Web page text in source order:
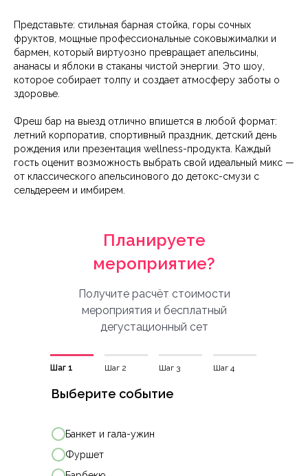
Представьте: стильная барная стойка, горы сочных
фруктов, мощные профессиональные соковыжималки и
бармен, который виртуозно превращает апельсины,
ананасы и яблоки в стаканы чистой энергии. Это шоу,
которое собирает толпу и создает атмосферу заботы о
здоровье.
Фреш бар на выезд отлично впишется в любой формат:
летний корпоратив, спортивный праздник, детский день
рождения или презентация wellness-продукта. Каждый
гость оценит возможность выбрать свой идеальный микс —
от классического апельсинового до детокс-смузи с
сельдереем и имбирем.
Шаг 1 Шаг 2 Шаг 3 Шаг 4
Выберите событие
Планируете
мероприятие?
Получите расчёт стоимости
мероприятия и бесплатный
дегустационный сет
Банкет и гала-ужин
Фуршет